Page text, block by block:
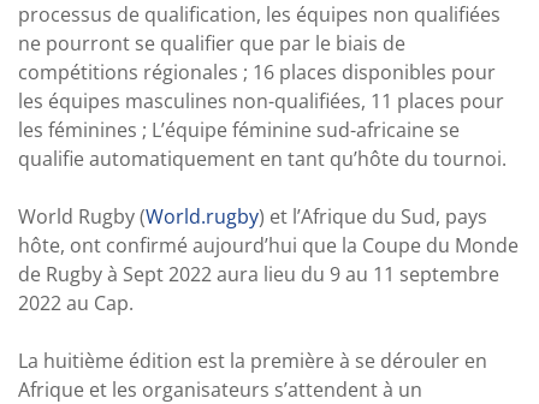
processus de qualification, les équipes non qualifiées
ne pourront se qualifier que par le biais de
compétitions régionales ; 16 places disponibles pour
les équipes masculines non-qualifiées, 11 places pour
les féminines ; L’équipe féminine sud-africaine se
qualifie automatiquement en tant qu’hôte du tournoi.
World Rugby (World.rugby) et l’Afrique du Sud, pays
hôte, ont confirmé aujourd’hui que la Coupe du Monde
de Rugby à Sept 2022 aura lieu du 9 au 11 septembre
2022 au Cap.
La huitième édition est la première à se dérouler en
Afrique et les organisateurs s’attendent à un